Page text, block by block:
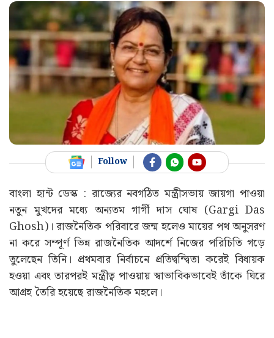
Follow
বাংলা হান্ট ডেস্ক : রাজ্যের নবগঠিত মন্ত্রীসভায় জায়গা পাওয়া
নতুন মুখদের মধ্যে অন্যতম গার্গী দাস ঘোষ (Gargi Das
Ghosh)। রাজনৈতিক পরিবারে জন্ম হলেও মায়ের পথ অনুসরণ
না করে সম্পূর্ণ ভিন্ন রাজনৈতিক আদর্শে নিজের পরিচিতি গড়ে
তুলেছেন তিনি। প্রথমবার নির্বাচনে প্রতিদ্বন্দ্বিতা করেই বিধায়ক
হওয়া এবং তারপরই মন্ত্রীত্ব পাওয়ায় স্বাভাবিকভাবেই তাঁকে ঘিরে
আগ্রহ তৈরি হয়েছে রাজনৈতিক মহলে।